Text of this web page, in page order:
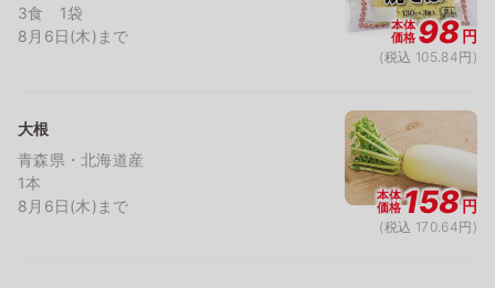
3食 1袋
8月6日(木)まで
本体
価格98円
(税込 105.84円)
大根
青森県・北海道産
1本
8月6日(木)まで
本体
価格158円
(税込 170.64円)